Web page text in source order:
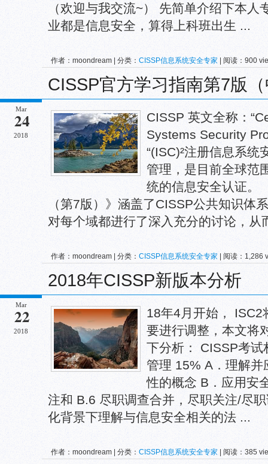
（欢迎与我交流~） 先简单介绍下本
业都是信息安全，算得上科班出生 ...
作者：moondream | 分类： CISSP信息系统安全专家 | 阅读：900
CISSP官方学习指南第7版
Mar
24
2018
CISSP 英文全称：
Systems Security
“(ISC)²注册信息系统
管理，是目前全球范
统的信息安全认证。
（第7版）》涵盖了CISSP公共知识体
对每个域都进行了深入充分的讨论，从
作者：moondream | 分类： CISSP信息系统安全专家 | 阅读：1,286
2018年CISSP新版本分析
Mar
22
2018
18年4月开始， ISC2
要进行调整，本文将
下分析： CISSP考
管理 15% A．理解
性的概念 B．应用安
注和 B.6 尽职调查合并，尽职关注/尽
化背景下理解与信息安全相关的法 ...
作者：moondream | 分类： CISSP信息系统安全专家 | 阅读：385